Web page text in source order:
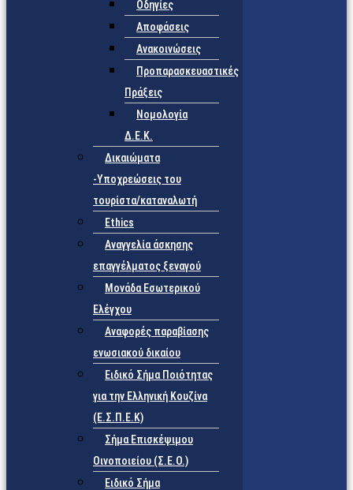
Οδηγίες
Αποφάσεις
Ανακοινώσεις
Προπαρασκευαστικές
Πράξεις
Νομολογία
Δ.Ε.Κ.
Δικαιώματα
-Υποχρεώσεις του
τουρίστα/καταναλωτή
Ethics
Αναγγελία άσκησης
επαγγέλματος ξεναγού
Μονάδα Εσωτερικού
Ελέγχου
Αναφορές παραβίασης
ενωσιακού δικαίου
Ειδικό Σήμα Ποιότητας
για την Ελληνική Κουζίνα
(Ε.Σ.Π.Ε.Κ)
Σήμα Επισκέψιμου
Οινοποιείου (Σ.Ε.Ο.)
Ειδικό Σήμα